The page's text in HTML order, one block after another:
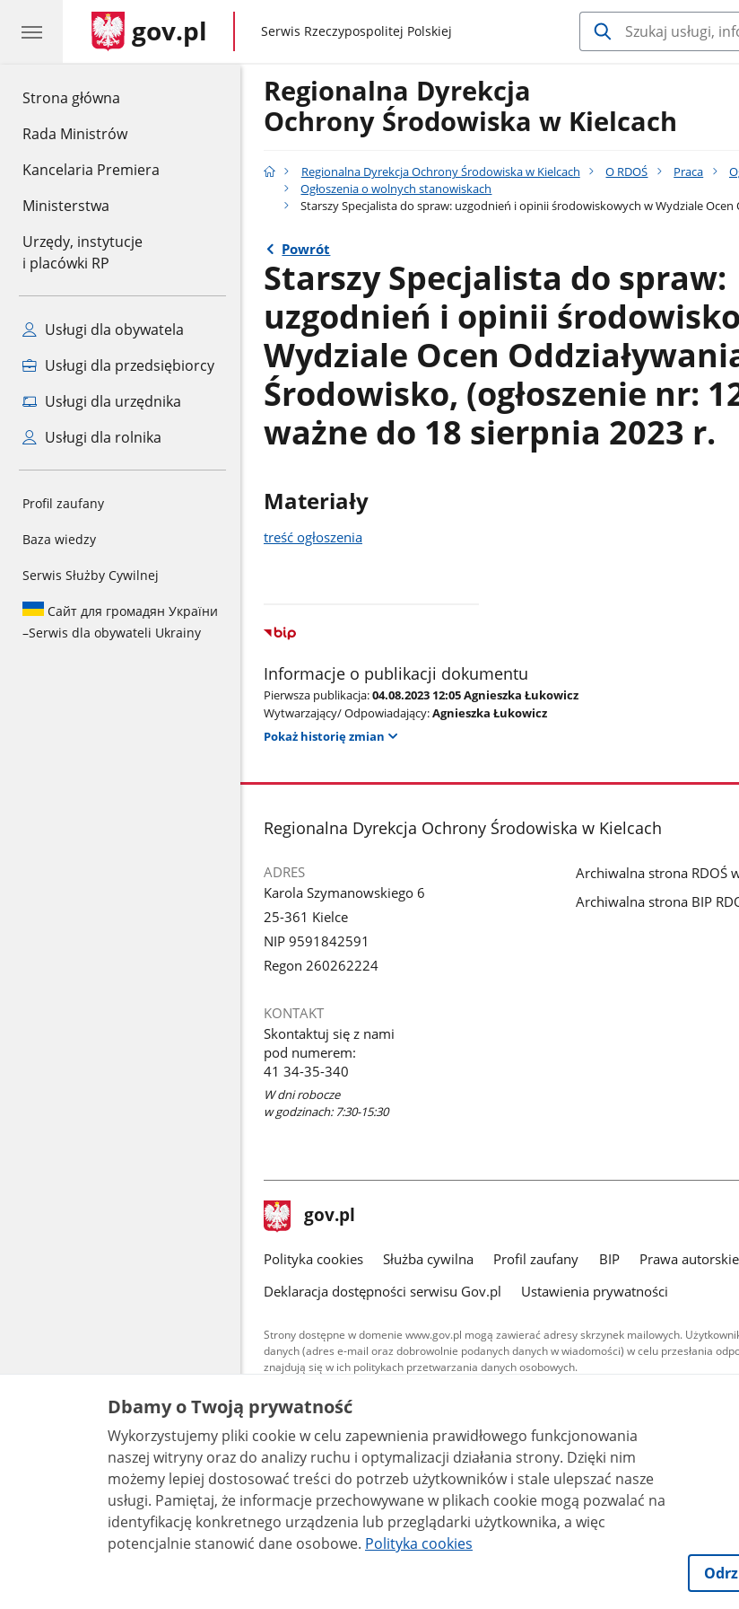
Strona główna
Rada Ministrów
Kancelaria Premiera
Ministerstwa
Urzędy, instytucje
i placówki RP
Usługi dla obywatela
Usługi dla przedsiębiorcy
Usługi dla urzędnika
Usługi dla rolnika
Profil zaufany
Baza wiedzy
Serwis Służby Cywilnej
Сайт для громадян України
–Serwis dla obywateli Ukrainy
gov.pl gov.pl
Serwis Rzeczypospolitej Polskiej
Regionalna Dyrekcja
Ochrony Środowiska w Kielcach
Regionalna Dyrekcja Ochrony Środowiska w Kielcach O RDOŚ Praca
Ogłoszenia o wolnych stanowiskach
Starszy Specjalista do spraw: uzgodnień i opinii środowiskowych w Wydziale
Powrót
Starszy Specjalista do spraw:
uzgodnień i opinii
Wydziale Ocen
Środowisko, (ogłoszenie nr:
ważne do 18 sierpnia 2023 r.
Materiały
treść ogłoszenia
Informacje o publikacji dokumentu
Pierwsza publikacja:04.08.2023 12:05 Agnieszka Łukowicz
Wytwarzający/ Odpowiadający:Agnieszka Łukowicz
Pokaż historię zmian
stopka
Regionalna Dyrekcja Ochrony Środowiska w Kielcach
ADRES
Karola Szymanowskiego 6
25-361 Kielce
NIP 9591842591
Regon 260262224
KONTAKT
Skontaktuj się z nami
pod numerem:
41 34-35-340
W dni robocze
w godzinach: 7:30-15:30
Archiwalna strona RDOŚ
Archiwalna strona BIP
stopka
gov.pl Strona
gov.pl
gov.pl
Polityka cookies Służba cywilna Profil zaufany BIP Prawa autorskie
Deklaracja dostępności serwisu Gov.pl
Ustawienia prywatności
Strony dostępne w domenie www.gov.pl mogą zawierać adresy skrzynek mailowych.
danych (adres e-mail oraz dobrowolnie podanych danych w wiadomości) w celu przesłania
znajdują się w ich politykach przetwarzania danych osobowych.
Treści tekstowe publikowane w serwisie (z wyłączeniem treści audiowizualnych),
udostępniane na licencji typu Creative Commons: uznanie autorstwa - na tych
warunkach 4.0 (CC BY-SA 4.0). Materiały audiowizualne, w tym zdjęcia, materiały
są udostępniane na licencji typu Creative Commons: uznanie autorstwa użycie
bez utworów zależnych 4.0 (CC BY-NC-ND 4.0), o ile nie jest to stwierdzone inaczej.
Dbamy o Twoją prywatność
Wykorzystujemy pliki cookie w celu zapewnienia prawidłowego funkcjonowania
naszej witryny oraz do analizy ruchu i optymalizacji działania strony. Dzięki nim
możemy lepiej dostosować treści do potrzeb użytkowników i stale ulepszać nasze
usługi. Pamiętaj, że informacje przechowywane w plikach cookie mogą pozwalać na
identyfikację konkretnego urządzenia lub przeglądarki użytkownika, a więc
potencjalnie stanowić dane osobowe. Polityka cookies